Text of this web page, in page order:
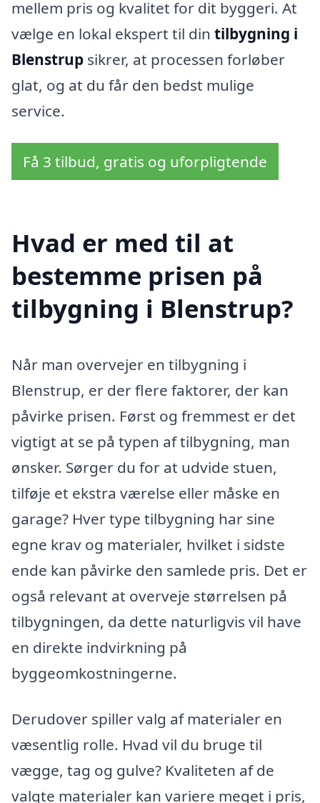
mellem pris og kvalitet for dit byggeri. At
vælge en lokal ekspert til din tilbygning i
Blenstrup sikrer, at processen forløber
glat, og at du får den bedst mulige
service.
Få 3 tilbud, gratis og uforpligtende
Hvad er med til at
bestemme prisen på
tilbygning i Blenstrup?
Når man overvejer en tilbygning i
Blenstrup, er der flere faktorer, der kan
påvirke prisen. Først og fremmest er det
vigtigt at se på typen af tilbygning, man
ønsker. Sørger du for at udvide stuen,
tilføje et ekstra værelse eller måske en
garage? Hver type tilbygning har sine
egne krav og materialer, hvilket i sidste
ende kan påvirke den samlede pris. Det er
også relevant at overveje størrelsen på
tilbygningen, da dette naturligvis vil have
en direkte indvirkning på
byggeomkostningerne.
Derudover spiller valg af materialer en
væsentlig rolle. Hvad vil du bruge til
vægge, tag og gulve? Kvaliteten af de
valgte materialer kan variere meget i pris,